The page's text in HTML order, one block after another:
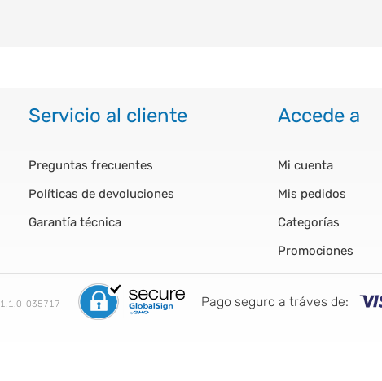
Servicio al cliente
Preguntas frecuentes
Políticas de devoluciones
Garantía técnica
Accede a
Mi cuenta
Mis pedidos
Categorías
Promociones
1.1.0-035717 Pago seguro a tráves de: